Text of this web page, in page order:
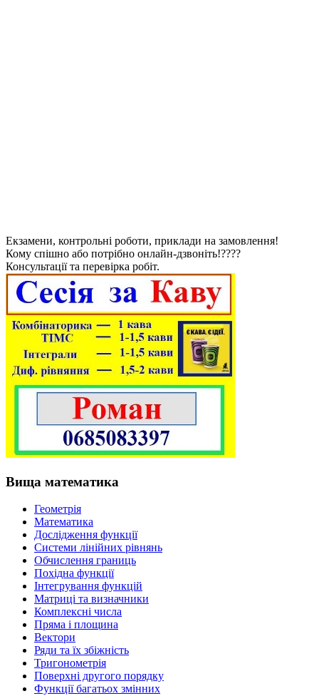
Екзамени, контрольні роботи, приклади на замовлення!
Кому спішно або потрібно онлайн-дзвоніть!????
Консультації та перевірка робіт.
Вища математика
Геометрія
Математика
Дослідження функції
Системи лінійних рівнянь
Обчислення границь
Похідна функції
Інтегрування функцій
Матриці та визначники
Комплексні числа
Пряма і площина
Вектори
Ряди та їх збіжність
Тригонометрія
Поверхні другого порядку
Функції багатьох змінних